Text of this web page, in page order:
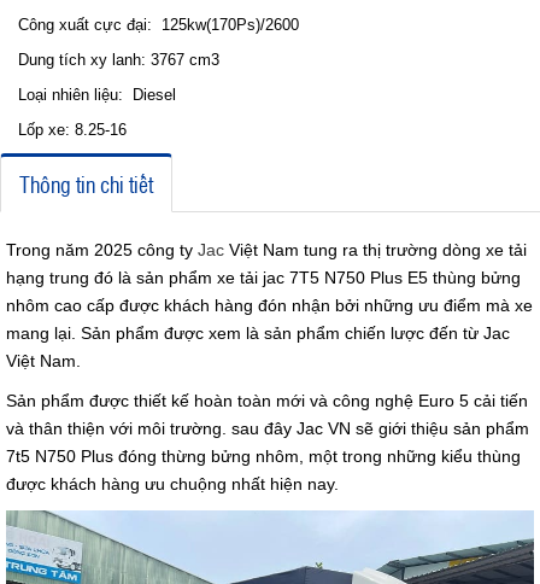
Công xuất cực đại: 125kw(170Ps)/2600
Dung tích xy lanh: 3767 cm3
Loại nhiên liệu: Diesel
Lốp xe: 8.25-16
Thông tin chi tiết
Trong năm 2025 công ty Jac Việt Nam tung ra thị trường dòng xe tải
hạng trung đó là sản phẩm xe tải jac 7T5 N750 Plus E5 thùng bửng
nhôm cao cấp được khách hàng đón nhận bởi những ưu điểm mà xe
mang lại. Sản phẩm được xem là sản phẩm chiến lược đến từ Jac
Việt Nam.
Sản phẩm được thiết kế hoàn toàn mới và công nghệ Euro 5 cải tiến
và thân thiện với môi trường. sau đây Jac VN sẽ giới thiệu sản phẩm
7t5 N750 Plus đóng thừng bửng nhôm, một trong những kiểu thùng
được khách hàng ưu chuộng nhất hiện nay.